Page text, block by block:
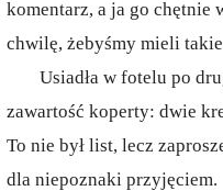
komentarz, a ja go chętnie
chwilę, żebyśmy mieli
Usiadła w fotelu po
zawartość koperty: dwie
To nie był list, lecz
dla niepoznaki przyjęciem.